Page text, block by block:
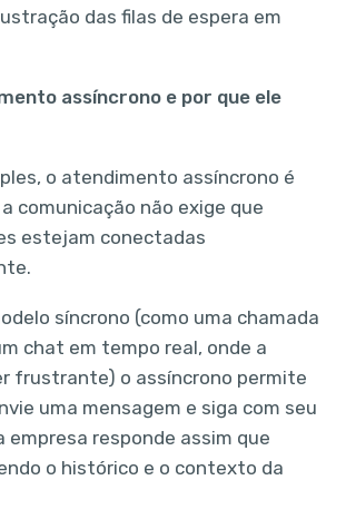
das filas de espera em
assíncrono e por que ele
o atendimento assíncrono é
comunicação não exige que
estejam conectadas
síncrono (como uma chamada
chat em tempo real, onde a
frustrante) o assíncrono permite
uma mensagem e siga com seu
empresa responde assim que
o histórico e o contexto da